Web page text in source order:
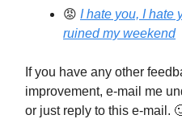
😡 I hate you, I hate
ruined my weekend
If you have any other
improvement, e-mail me
or just reply to this e-mail.